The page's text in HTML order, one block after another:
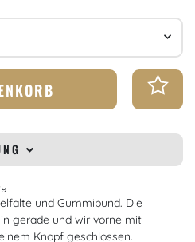
und Gummibund. Die
gerade und wir vorne mit
Knopf geschlossen.